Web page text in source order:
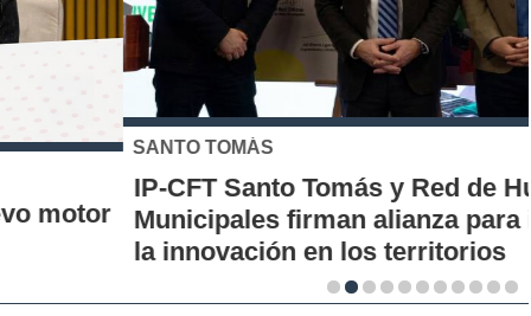
SANTO TOMÁS
IP-CFT Santo Tomás y Red de Hubs
Municipales firman alianza para impulsar
la innovación en los territorios